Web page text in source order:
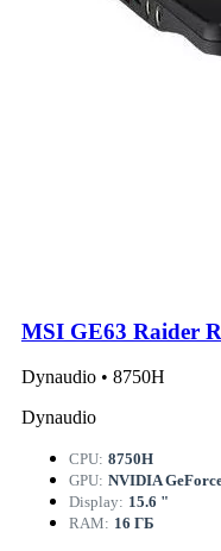
MSI GE63 Raider
Dynaudio • 8750H
Dynaudio
CPU: 8750H
GPU: NVIDIA
Display: 15.6 "
RAM: 16 ГБ